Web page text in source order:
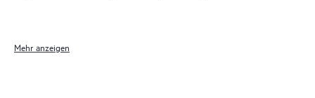
Mehr anzeigen